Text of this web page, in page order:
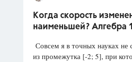
Когда скорость
наименьшей? Алгебра
Совсем я в точных науках не
из промежутка [-2; 5], при